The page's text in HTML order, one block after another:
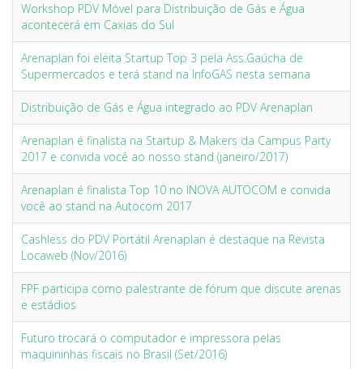
Workshop PDV Móvel para Distribuição de Gás e Água
acontecerá em Caxias do Sul
Arenaplan foi eleita Startup Top 3 pela Ass.Gaúcha de
Supermercados e terá stand na InfoGAS nesta semana
Distribuição de Gás e Água integrado ao PDV Arenaplan
Arenaplan é finalista na Startup & Makers da Campus Party
2017 e convida você ao nosso stand (janeiro/2017)
Arenaplan é finalista Top 10 no INOVA AUTOCOM e convida
você ao stand na Autocom 2017
Cashless do PDV Portátil Arenaplan é destaque na Revista
Locaweb (Nov/2016)
FPF participa como palestrante de fórum que discute arenas
e estádios
Futuro trocará o computador e impressora pelas
maquininhas fiscais no Brasil (Set/2016)